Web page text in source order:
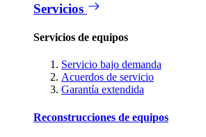
Servicios
Servicios de equipos
Servicio bajo demanda
Acuerdos de servicio
Garantía extendida
Reconstrucciones de equipos